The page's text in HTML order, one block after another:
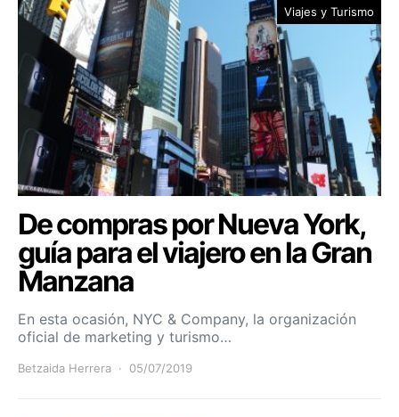
Viajes y Turismo
De compras por Nueva York,
guía para el viajero en la Gran
Manzana
En esta ocasión, NYC & Company, la organización
oficial de marketing y turismo…
Betzaida Herrera 05/07/2019